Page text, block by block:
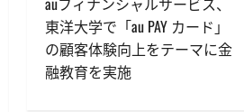
ビ
ゲ
ー
東洋大学で「au PAY カード」
の顧客体験向上をテーマに金
融教育を実施